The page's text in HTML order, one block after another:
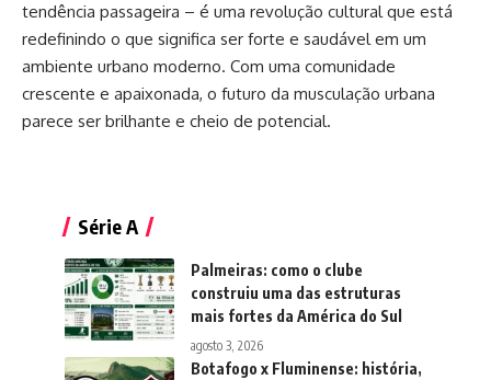
tendência passageira – é uma revolução cultural que está
redefinindo o que significa ser forte e saudável em um
ambiente urbano moderno. Com uma comunidade
crescente e apaixonada, o futuro da musculação urbana
parece ser brilhante e cheio de potencial.
Série A
Palmeiras: como o clube
construiu uma das estruturas
mais fortes da América do Sul
agosto 3, 2026
Botafogo x Fluminense: história,